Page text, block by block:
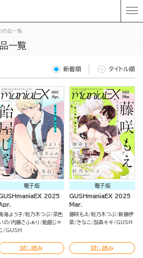
作品一覧
品一覧
新着順 タイトル順
電子版
2025
海よう子 粒乃木つぶ 茶色
の 内藤さふぁり
飴屋じゃ
GUSH
試し読み
電子版
GUSHmaniaEX 2025
Mar.
藤咲もえ 粒乃木つぶ 新藤伊
菜 きなこ 加森キキ GUSH
試し読み